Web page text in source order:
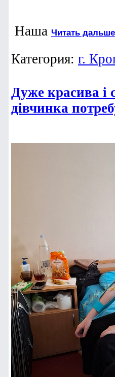
Наша Читать
Категория: г.
Дуже красива і
дівчинка